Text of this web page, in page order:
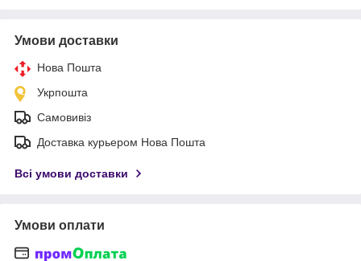
Умови доставки
Нова Пошта
Укрпошта
Самовивіз
Доставка курьером Нова Пошта
Всі умови доставки
Умови оплати